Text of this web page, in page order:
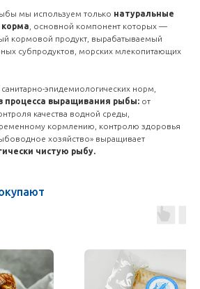
мы используем только натуральные
, основной компонент которых —
кормовой продукт, вырабатываемый
субпродуктов, морских млекопитающих
эпидемиологических норм,
процесса выращивания рыбы: от
качества водной среды,
кормлению, контролю здоровья
хозяйство» выращивает
чистую рыбу.